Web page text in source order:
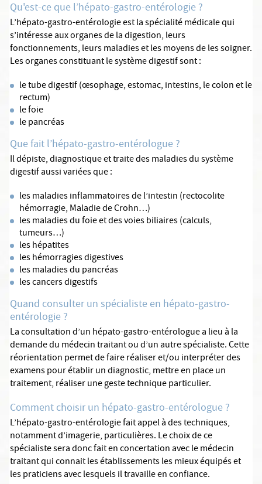
Qu'est-ce que l’hépato-gastro-entérologie ?
L’hépato-gastro-entérologie est la spécialité médicale qui
s’intéresse aux organes de la digestion, leurs
fonctionnements, leurs maladies et les moyens de les soigner.
Les organes constituant le système digestif sont :
le tube digestif (œsophage, estomac, intestins, le colon et le
rectum)
le foie
le pancréas
Que fait l’hépato-gastro-entérologue ?
Il dépiste, diagnostique et traite des maladies du système
digestif aussi variées que :
les maladies inflammatoires de l’intestin (rectocolite
hémorragie, Maladie de Crohn…)
les maladies du foie et des voies biliaires (calculs,
tumeurs…)
les hépatites
les hémorragies digestives
les maladies du pancréas
les cancers digestifs
Quand consulter un spécialiste en hépato-gastro-
entérologie ?
La consultation d’un hépato-gastro-entérologue a lieu à la
demande du médecin traitant ou d’un autre spécialiste. Cette
réorientation permet de faire réaliser et/ou interpréter des
examens pour établir un diagnostic, mettre en place un
traitement, réaliser une geste technique particulier.
Comment choisir un hépato-gastro-entérologue ?
L’hépato-gastro-entérologie fait appel à des techniques,
notamment d’imagerie, particulières. Le choix de ce
spécialiste sera donc fait en concertation avec le médecin
traitant qui connait les établissements les mieux équipés et
les praticiens avec lesquels il travaille en confiance.